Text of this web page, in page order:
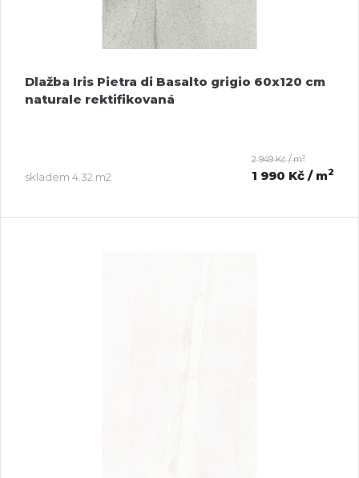
Dlažba Iris Pietra di Basalto grigio 60x120 cm
naturale rektifikovaná
skladem 4.32 m2
2 949 Kč / m2
1 990 Kč / m2